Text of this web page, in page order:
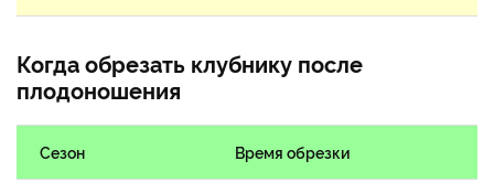
Когда обрезать клубнику после
плодоношения
Сезон Время обрезки